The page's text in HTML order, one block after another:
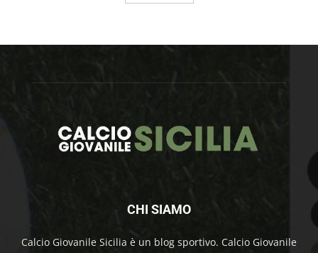
CHI SIAMO
Calcio Giovanile Sicilia è un blog sportivo. Calcio Giovanile